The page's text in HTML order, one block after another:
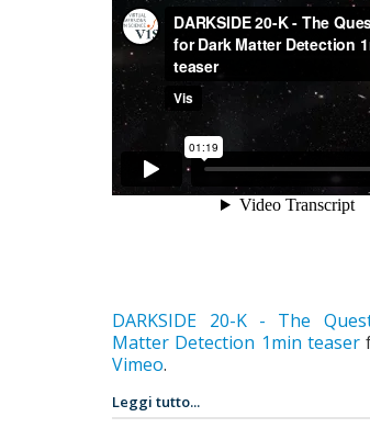
DARKSIDE 20-K - The
Matter Detection 1min teaser
Vimeo.
Leggi tutto...